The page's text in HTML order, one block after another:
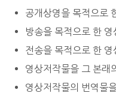
공개상영을 목적으로
방송을 목적으로 한
전송을 목적으로 한
영상저작물을 그 본래
영상저작물의 번역물